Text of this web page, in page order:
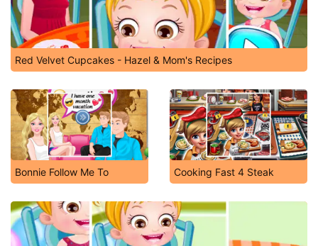
Red Velvet Cupcakes - Hazel & Mom's Recipes
Bonnie Follow Me To Cooking Fast 4 Steak